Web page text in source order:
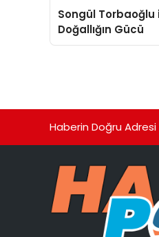
Songül
Doğallığın Gücü
Haberin Doğru